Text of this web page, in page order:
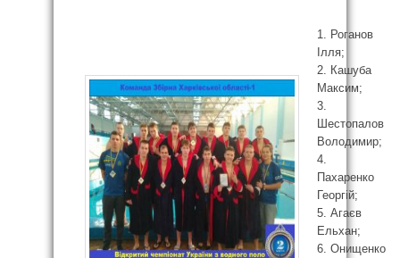
1. Роганов
Ілля;
2. Кашуба
Максим;
3.
Шестопалов
Володимир;
4.
Пахаренко
Георгій;
5. Агаєв
Ельхан;
6. Онищенко